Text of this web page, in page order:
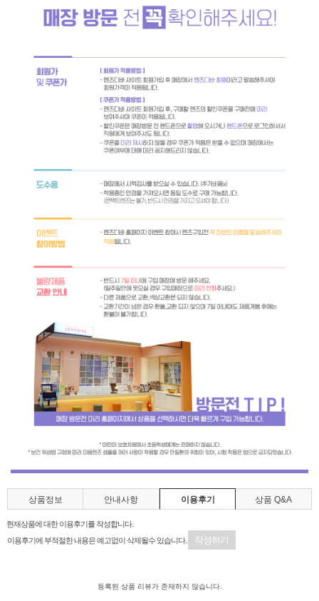
상품정보 안내사항 이용후기 상품 Q&A
현재상품에 대한 이용후기를 작성합니다.
이용후기에 부적절한 내용은 예고없이 삭제될수 있습니다.
작성하기
등록된 상품 리뷰가 존재하지 않습니다.